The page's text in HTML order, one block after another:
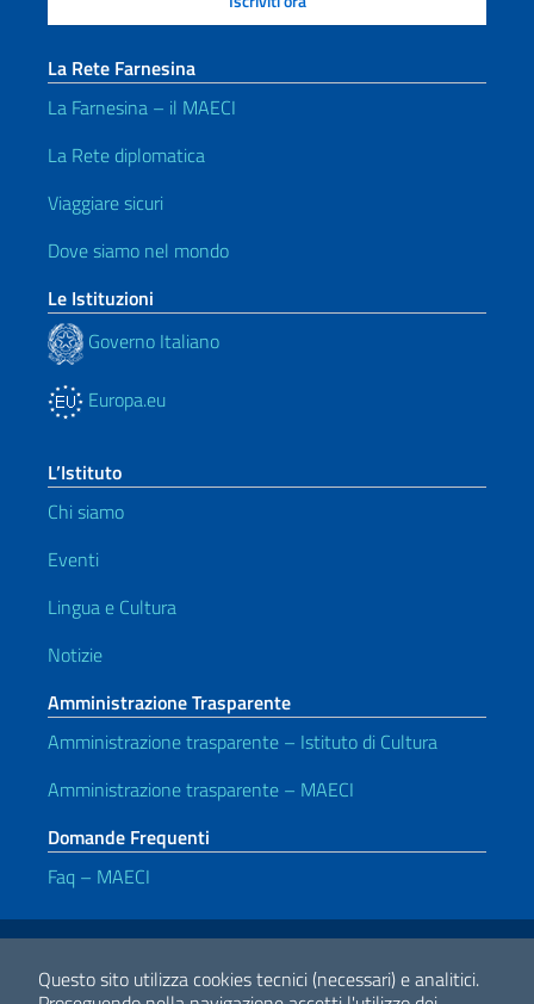
Questo sito utilizza cookies tecnici (necessari) e analitici.
La Rete Farnesina
La Farnesina – il MAECI
La Rete diplomatica
Viaggiare sicuri
Dove siamo nel mondo
Le Istituzioni
Governo Italiano
Europa.eu
L’Istituto
Chi siamo
Eventi
Lingua e Cultura
Notizie
Amministrazione Trasparente
Amministrazione trasparente – Istituto di Cultura
Amministrazione trasparente – MAECI
Domande Frequenti
Faq – MAECI
Link Utili